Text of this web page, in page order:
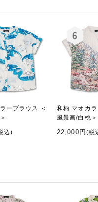
ーブラウス ＜
込)
和柄 マオカ
風景画/白桃＞
22,000円 (税